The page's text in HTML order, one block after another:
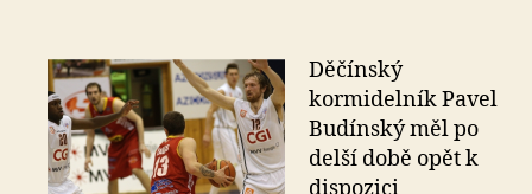
Děčínský
kormidelník Pavel
Budínský měl po
delší době opět k
dispozici